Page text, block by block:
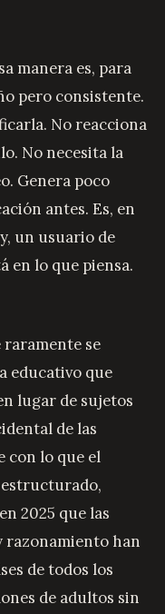
manera es, para
pero consistente.
No reacciona
No necesita la
Genera poco
antes. Es, en
un usuario de
en lo que piensa.
se
educativo que
lugar de sujetos
de las
con lo que el
2025 que las
razonamiento han
de todos los
de adultos sin